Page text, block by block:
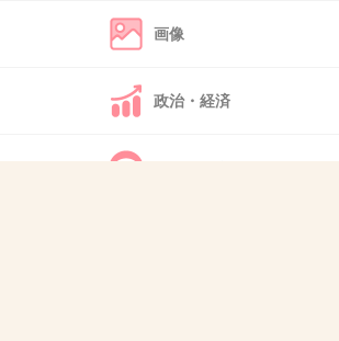
で目の周りを囲ってから
イナー？ハートが描いてるやつと
カラ、下マスカラで
液
画像
政治・経済